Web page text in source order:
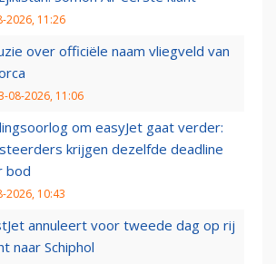
2026, 11:26
over officiële naam vliegveld van
08-2026, 11:06
om easyJet gaat verder:
krijgen dezelfde deadline
bod
2026, 10:43
annuleert voor tweede dag op rij
naar Schiphol